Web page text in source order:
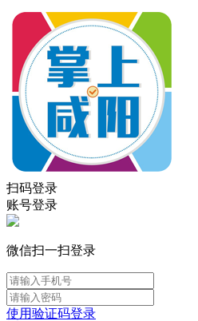
扫码登录
账号登录
微信扫一扫登录
使用验证码登录